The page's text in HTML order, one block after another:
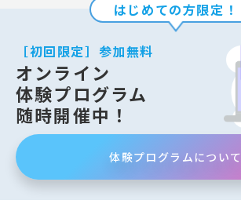
はじめての方限定！
［初回限定］参加無料
オンライン
体験プログラム
随時開催中！
体験プログラムについて